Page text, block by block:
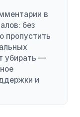
в
без
пропустить
убирать —
и